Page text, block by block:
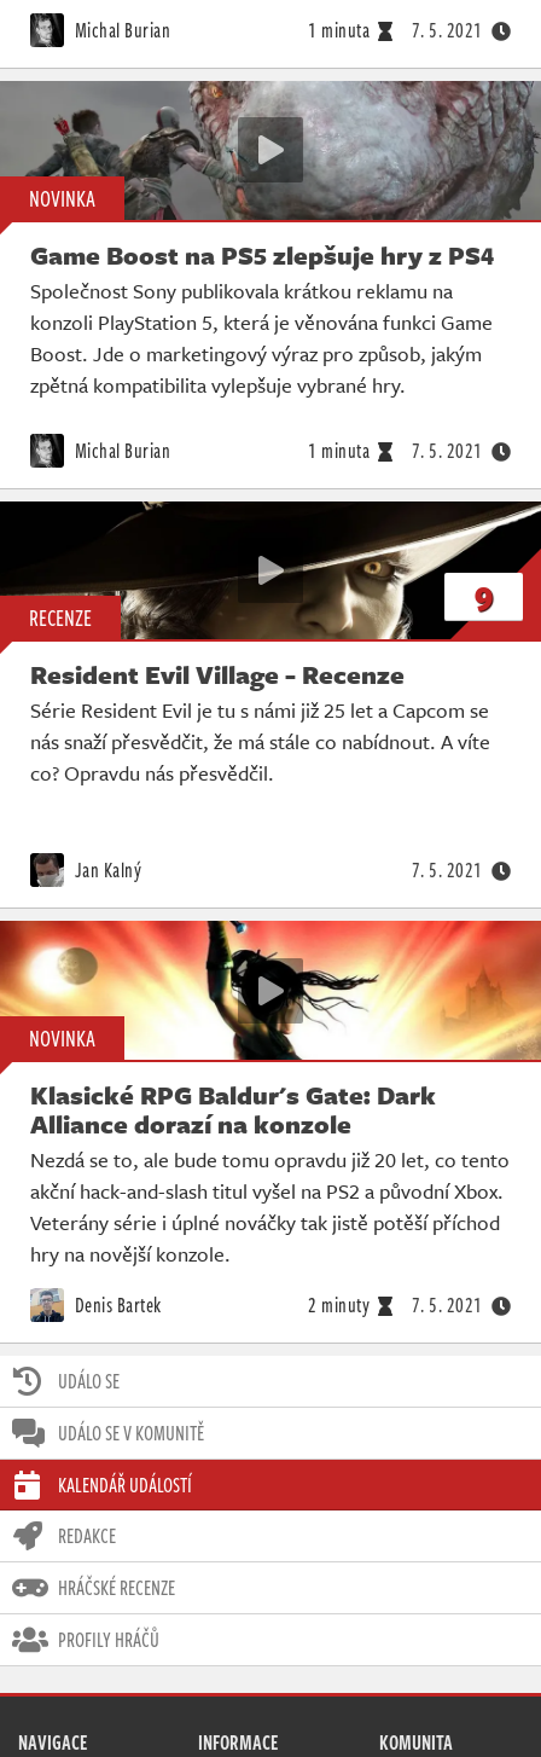
UDÁLO SE
UDÁLO SE V KOMUNITĚ
KALENDÁŘ UDÁLOSTÍ
REDAKCE
HRÁČSKÉ RECENZE
PROFILY HRÁČŮ
Michal Burian 1 minuta 7. 5. 2021
NOVINKA
Game Boost na PS5 zlepšuje hry z PS4
Společnost Sony publikovala krátkou reklamu na
konzoli PlayStation 5, která je věnována funkci Game
Boost. Jde o marketingový výraz pro způsob, jakým
zpětná kompatibilita vylepšuje vybrané hry.
Michal Burian 1 minuta 7. 5. 2021
RECENZE 9
Resident Evil Village - Recenze
Série Resident Evil je tu s námi již 25 let a Capcom se
nás snaží přesvědčit, že má stále co nabídnout. A víte
co? Opravdu nás přesvědčil.
Jan Kalný 7. 5. 2021
NOVINKA
Klasické RPG Baldur's Gate: Dark
Alliance dorazí na konzole
Nezdá se to, ale bude tomu opravdu již 20 let, co tento
akční hack-and-slash titul vyšel na PS2 a původní Xbox.
Veterány série i úplné nováčky tak jistě potěší příchod
hry na novější konzole.
Denis Bartek 2 minuty 7. 5. 2021
NAVIGACE INFORMACE KOMUNITA